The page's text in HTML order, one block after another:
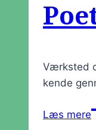
Værksted
kende
Læs mere